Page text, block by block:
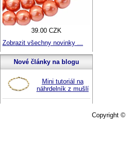
39.00 CZK
Zobrazit všechny novinky ...
Nové články na blogu
Mini tutoriál na
náhrdelník z mušlí
Copyright ©